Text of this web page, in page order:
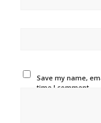
Save my name,
time I comment.